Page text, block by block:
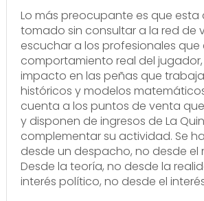
Lo más preocupante es que esta
tomado sin consultar a la red de
escuchar a los profesionales
comportamiento real del jugador,
impacto en las peñas que
históricos y modelos
cuenta a los puntos de venta
y disponen de ingresos de La
complementar su actividad. Se
desde un despacho, no desde el
Desde la teoría, no desde la
interés político, no desde el